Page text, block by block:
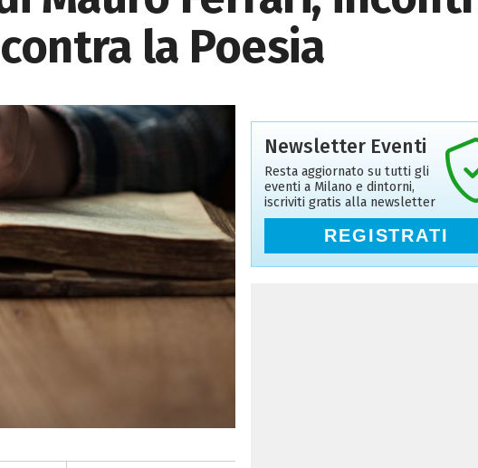
la Poesia
Newsletter Eventi
Resta aggiornato su tutti gli
eventi a Milano e dintorni,
iscriviti gratis alla newsletter
REGISTRATI